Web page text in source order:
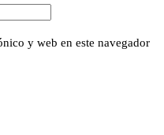
y web en este navegador